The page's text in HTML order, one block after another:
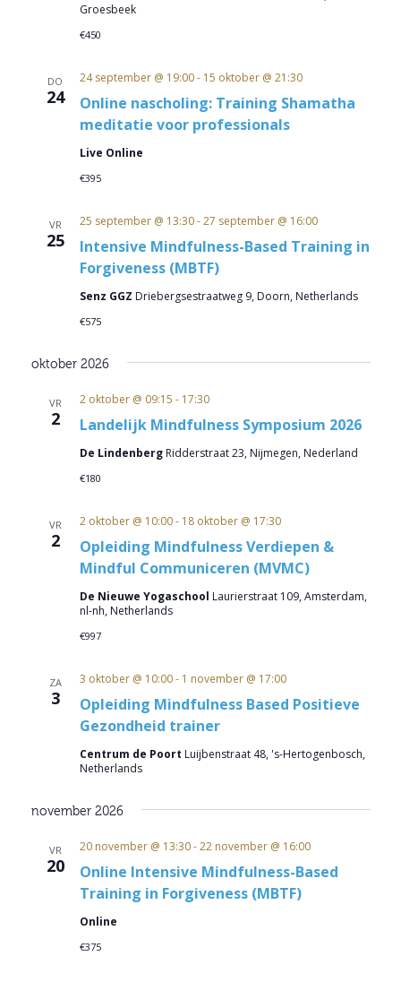
Groesbeek
€450
DO
24
Online nascholing: Training Shamatha
meditatie voor professionals
24 september @ 19:00- 15 oktober @ 21:30
Live Online
€395
VR
25
Intensive Mindfulness-Based Training in
Forgiveness (MBTF)
25 september @ 13:30-27 september @ 16:00
Senz GGZ Driebergsestraatweg 9, Doorn, Netherlands
€575
oktober 2026
VR
2 Landelijk Mindfulness Symposium 2026
2 oktober @ 09:15 - 17:30
De Lindenberg Ridderstraat 23, Nijmegen, Nederland
€180
VR
2
Opleiding Mindfulness Verdiepen &
Mindful Communiceren (MVMC)
2 oktober @ 10:00- 18 oktober @ 17:30
De Nieuwe Yogaschool Laurierstraat 109, Amsterdam,
nl-nh, Netherlands
€997
ZA
3
Opleiding Mindfulness Based Positieve
Gezondheid trainer
3 oktober @ 10:00- 1 november @ 17:00
Centrum de Poort Luijbenstraat 48, 's-Hertogenbosch,
Netherlands
november 2026
VR
20
Online Intensive Mindfulness-Based
Training in Forgiveness (MBTF)
20 november @ 13:30-22 november @ 16:00
Online
€375